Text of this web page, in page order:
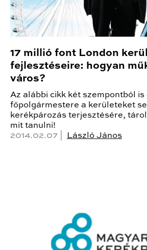
17 millió font London
fejlesztéseire: hogyan
város?
Az alábbi cikk két szempontból is
főpolgármestere a kerületeket
kerékpározás terjesztésére,
mit tanulni!
2014.02.07 |
László János